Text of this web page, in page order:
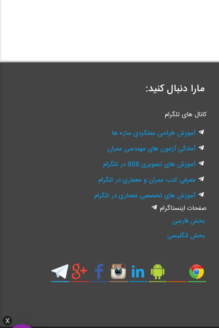
X
مارا دنبال کنید:
کانال های تلگرام
آموزش طراحی عملکردی سازه ها
آمادگی آزمون های مهندسی عمران
آموزش های تصویری 808 در تلگرام
معرفی کتب عمران و معماری در تلگرام
آموزش های تخصصی معماری در تلگرام
صفحات اینستاگرام
بخش فارسی
بخش انگلیسی